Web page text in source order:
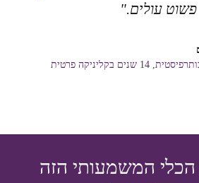
פשוט עולים."
14 שנים בקליניקה פרטית
הכלי המשמעותי הזה